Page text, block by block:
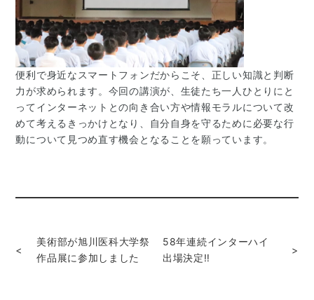
便利で身近なスマートフォンだからこそ、正しい知識と判断
力が求められます。今回の講演が、生徒たち一人ひとりにと
ってインターネットとの向き合い方や情報モラルについて改
めて考えるきっかけとなり、自分自身を守るために必要な行
動について見つめ直す機会となることを願っています。
<
美術部が旭川医科大学祭
作品展に参加しました
58年連続インターハイ
出場決定‼︎
>